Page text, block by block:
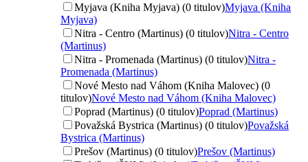
Myjava (Kniha Myjava) (0 titulov)Myjava (Kniha
Myjava)
Nitra - Centro (Martinus) (0 titulov)Nitra - Centro
(Martinus)
Nitra - Promenada (Martinus) (0 titulov)Nitra -
Promenada (Martinus)
Nové Mesto nad Váhom (Kniha Malovec) (0
titulov)Nové Mesto nad Váhom (Kniha Malovec)
Poprad (Martinus) (0 titulov)Poprad (Martinus)
Považská Bystrica (Martinus) (0 titulov)Považská
Bystrica (Martinus)
Prešov (Martinus) (0 titulov)Prešov (Martinus)